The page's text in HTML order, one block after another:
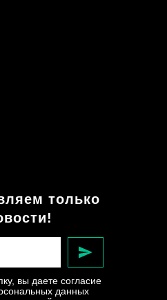
только
вы даете согласие
данных